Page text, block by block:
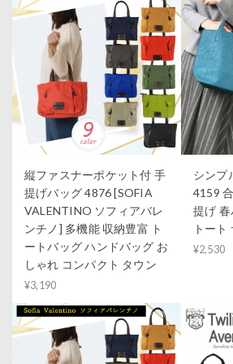
縦ファスナーポケット付 手
提げバッグ 4876 [SOFIA
VALENTINO ソフィアバレ
ンチノ] 多機能 収納豊富 ト
ートバッグ ハンドバッグ お
しゃれ コンパクト タウン
¥3,190
シンプ
4159
提げ 春
トー
¥2,530